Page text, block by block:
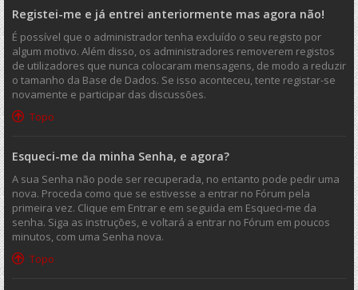
Registei-me e já entrei anteriormente mas agora não!
É possível que o administrador tenha excluído o seu registo por
algum motivo. Além disso, os administradores removerem registos
de utilizadores que nunca colocaram mensagens, de modo a reduzir
o tamanho da Base de Dados. Se isso aconteceu, tente registar-se
novamente e participar das discussões.
Topo
Esqueci-me da minha Senha, e agora?
A sua Senha não pode ser recuperada, no entanto pode pedir uma
nova. Proceda como que se estivesse a entrar no Fórum pela
primeira vez. Clique em Entrar e em seguida em Esqueci-me da
senha. Siga as instruções, e voltará a entrar no Fórum em poucos
minutos, com uma Senha nova.
Topo